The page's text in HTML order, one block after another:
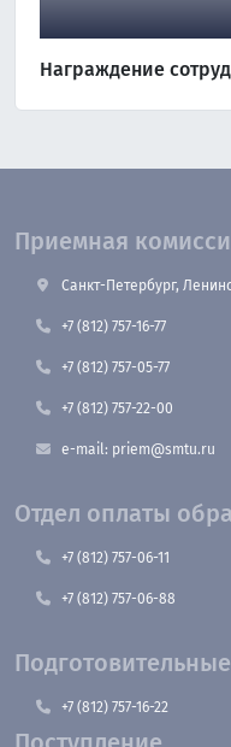
Награждение
Приемная
Санкт-Петербург,
+7 (812) 757-16-77
+7 (812) 757-05-77
+7 (812) 757-22-00
e-mail: priem@smtu.ru
Отдел оплаты
+7 (812) 757-06-11
+7 (812) 757-06-88
+7 (812) 757-16-22